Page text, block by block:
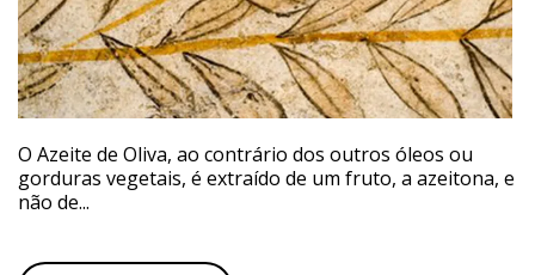
O Azeite de Oliva, ao contrário dos outros óleos ou
gorduras vegetais, é extraído de um fruto, a azeitona, e
não de...